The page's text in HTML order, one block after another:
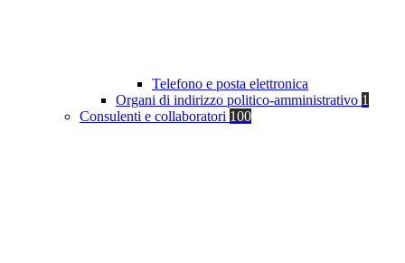
Telefono e posta elettronica
Organi di indirizzo politico-amministrativo 1
Consulenti e collaboratori 100